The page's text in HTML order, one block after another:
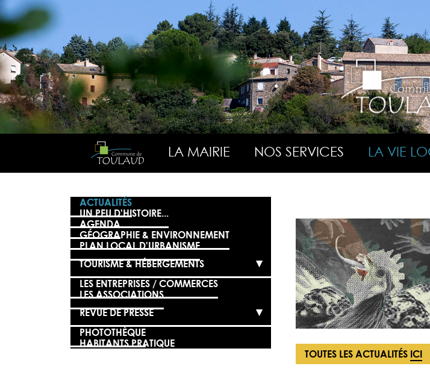
LA MAIRIE NOS SERVICES LA VIE
ACTUALITÉS
UN PEU D'HISTOIRE...
AGENDA
GÉOGRAPHIE & ENVIRONNEMENT
PLAN LOCAL D'URBANISME
TOURISME & HÉBERGEMENTS
LES ENTREPRISES / COMMERCES
LES ASSOCIATIONS
REVUE DE PRESSE
PHOTOTHÈQUE
HABITANTS PRATIQUE
TOUTES LES ACTUALITÉS ICI